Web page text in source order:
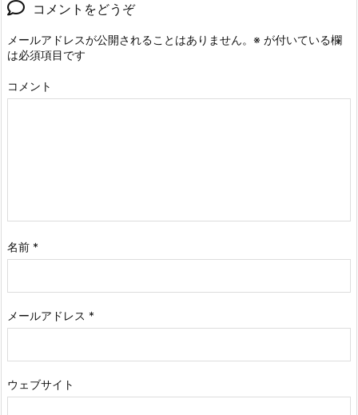
コメントをどうぞ
メールアドレスが公開されることはありません。 ※ が付いている欄
は必須項目です
コメント
名前 *
メールアドレス *
ウェブサイト